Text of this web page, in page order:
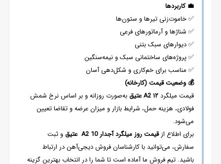
💼 کاربردها
✅ خاموت‌زنی تیرها و ستون‌ها
✅ شناژها و آرماتورهای فرعی
✅ دیوارهای سبک بتنی
✅ پروژه‌های ساختمانی سبک و نیمه‌سنگین
✅ مناسب برای خم‌کاری و شکل‌دهی آسان
💰 وضعیت قیمت (کارخانه)
قیمت میلگرد۱۲A2 عتیق به‌صورت روزانه و بر اساس نرخ شمش
فولادی، هزینه حمل، شرایط بازار و میزان عرضه و تقاضا تعیین
می‌شود.
برای اطلاع ازقیمت روز میلگرد آجدار10
A2 عتیقو ثبت
سفارش، می‌توانید با کارشناسان فروش دیجی‌آهن در ارتباط
باشید. تیم فروش ما آماده است تا شما را در انتخاب بهترین گزینه